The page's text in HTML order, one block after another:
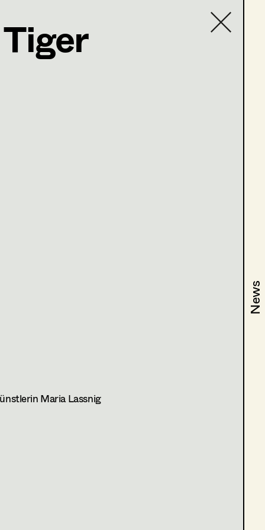
News
News
Freundschaft
Maria Lassnig